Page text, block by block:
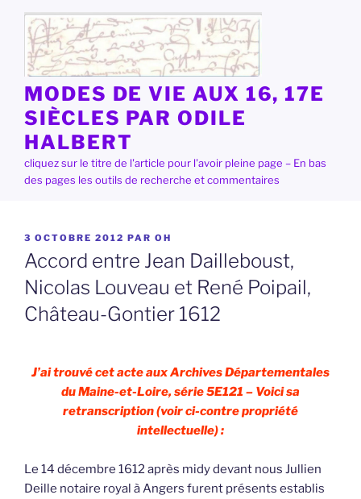
contenu
principal
MODES DE VIE AUX 16, 17E
SIÈCLES PAR ODILE
HALBERT
cliquez sur le titre de l'article pour l'avoir pleine page – En bas
des pages les outils de recherche et commentaires
PUBLIÉ
LE
3 OCTOBRE 2012 PAR OH
Accord entre Jean Dailleboust,
Nicolas Louveau et René Poipail,
Château-Gontier 1612
J’ai trouvé cet acte aux Archives Départementales
du Maine-et-Loire, série 5E121 – Voici sa
retranscription (voir ci-contre propriété
intellectuelle) :
Le 14 décembre 1612 après midy devant nous Jullien
Deille notaire royal à Angers furent présents establis